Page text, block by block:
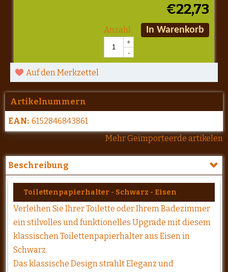
€22,73
Anzahl
+
-
In Warenkorb
Auf den Merkzettel
Artikelnummern
EAN: 6152846843861
Mehr Geimporteerde artikelen
Beschreibung
Toilettenpapierhalter - Schwarz - Eisen
Verleihen Sie Ihrer Toilette oder Ihrem Badezimmer
ein stilvolles und funktionelles Upgrade mit diesem
klassischen Toilettenpapierhalter aus Eisen in
Schwarz.
Das klassische Design strahlt Eleganz und